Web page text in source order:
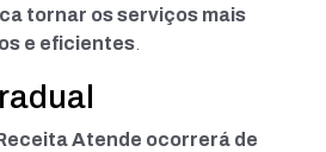
tornar os serviços mais
e eficientes
Atende ocorrerá de